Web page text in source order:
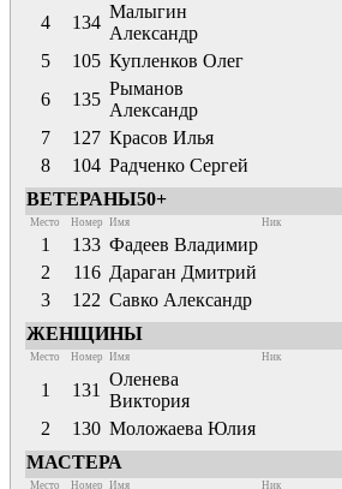
4
134
Малыгин
Александр
5
105 Купленков Олег
6
135
Рыманов
Александр
7
127 Красов Илья
8
104 Радченко Сергей
ВЕТЕРАНЫ50+
Место Номер Имя Ник
1 133 Фадеев Владимир
2
116 Дараган Дмитрий
3
122 Савко Александр
ЖЕНЩИНЫ
Место Номер Имя Ник
1 131
Оленева
Виктория
2
130 Моложаева Юлия
МАСТЕРА
Место Номер Имя Ник